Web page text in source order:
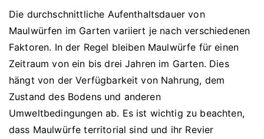
Die durchschnittliche Aufenthaltsdauer von
Maulwürfen im Garten variiert je nach verschiedenen
Faktoren. In der Regel bleiben Maulwürfe für einen
Zeitraum von ein bis drei Jahren im Garten. Dies
hängt von der Verfügbarkeit von Nahrung, dem
Zustand des Bodens und anderen
Umweltbedingungen ab. Es ist wichtig zu beachten,
dass Maulwürfe territorial sind und ihr Revier